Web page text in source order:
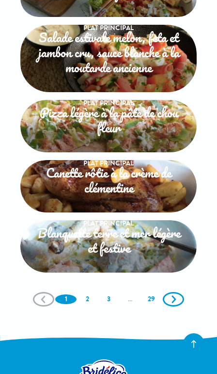
PLAT PRINCIPAL
Salade estivale melon, feta et
jambon cru, sauce blanche à la
moutarde ancienne
PLAT PRINCIPAL
Pizza légère à la pâte de chou
fleur
PLAT PRINCIPAL
Canette rôtie à la crème de
clémentine
PLAT PRINCIPAL
Blanquette terre et mer légère
et festive
1 2 3 … 29